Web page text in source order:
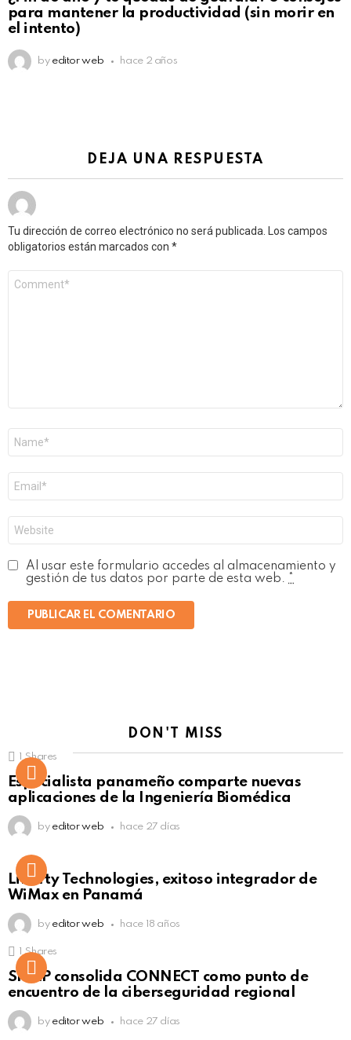
para mantener la productividad (sin morir en
el intento)
by editor web hace 2 años
DEJA UNA RESPUESTA
Tu dirección de correo electrónico no será publicada.
Los campos
obligatorios están marcados con *
electrónico
*
Al usar este formulario accedes al almacenamiento y
gestión de tus datos por parte de esta web.
DON'T MISS
Click to view this post
Shares
Especialista panameño comparte nuevas
aplicaciones de la Ingeniería Biomédica
by editor web hace 27 días
Liberty Technologies, exitoso integrador de
WiMax en Panamá
by editor web hace 18 años
Click to view this post
Shares
SISAP consolida CONNECT como punto de
encuentro de la ciberseguridad regional
by editor web hace 27 días